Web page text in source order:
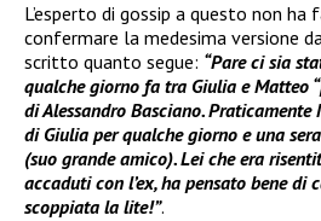
L’esperto di gossip a questo non
confermare la medesima versione
scritto quanto segue: “Pare ci sia
qualche giorno fa tra Giulia e Matteo
di Alessandro Basciano.
di Giulia per qualche giorno e una
(suo grande amico). Lei che era
accaduti con l’ex, ha pensato bene di
scoppiata la lite!”.